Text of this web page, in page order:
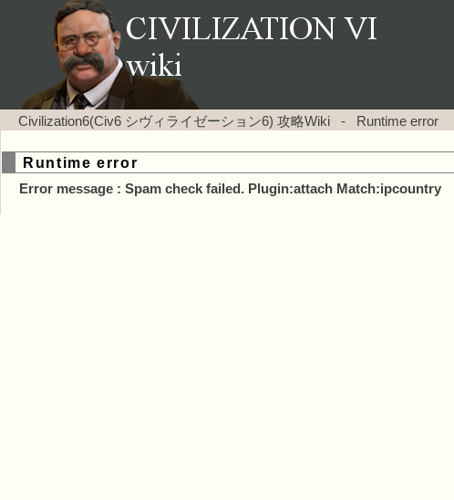
Civilization6(Civ6 シヴィライゼーション6) 攻略Wiki - Runtime error |
Runtime error
Error message : Spam check failed. Plugin:attach Match:ipcountry